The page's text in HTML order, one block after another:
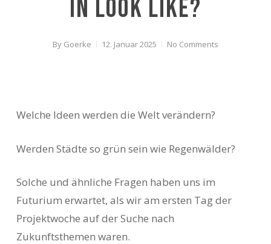
in look like?
By Goerke 12. Januar 2025 No Comments
Welche Ideen werden die Welt verändern?
Werden Städte so grün sein wie Regenwälder?
Solche und ähnliche Fragen haben uns im
Futurium erwartet, als wir am ersten Tag der
Projektwoche auf der Suche nach
Zukunftsthemen waren.